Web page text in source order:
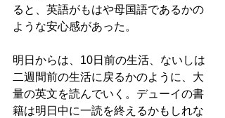
ると、英語がもはや母国語であるかの
ような安心感があった。
明日からは、10日前の生活、ないしは
二週間前の生活に戻るかのように、大
量の英文を読んでいく。デューイの書
籍は明日中に一読を終えるかもしれな